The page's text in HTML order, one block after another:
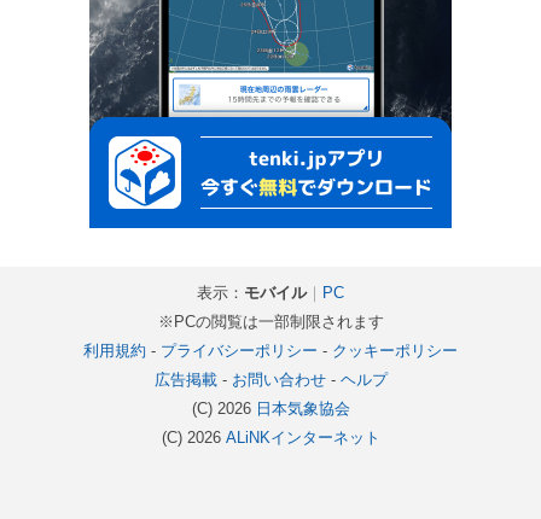
表示： モバイル｜ PC
※PCの閲覧は一部制限されます
利用規約 - プライバシーポリシー - クッキーポリシー
広告掲載- お問い合わせ- ヘルプ
(C) 2026 日本気象協会
(C) 2026 ALiNKインターネット